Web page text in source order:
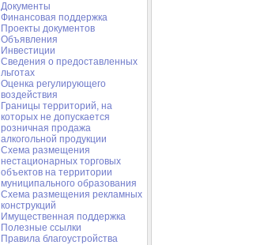
Документы
Финансовая поддержка
Проекты документов
Объявления
Инвестиции
Сведения о предоставленных
льготах
Оценка регулирующего
воздействия
Границы территорий, на
которых не допускается
розничная продажа
алкогольной продукции
Схема размещения
нестационарных торговых
объектов на территории
муниципального образования
Схема размещения рекламных
конструкций
Имущественная поддержка
Полезные ссылки
Правила благоустройства